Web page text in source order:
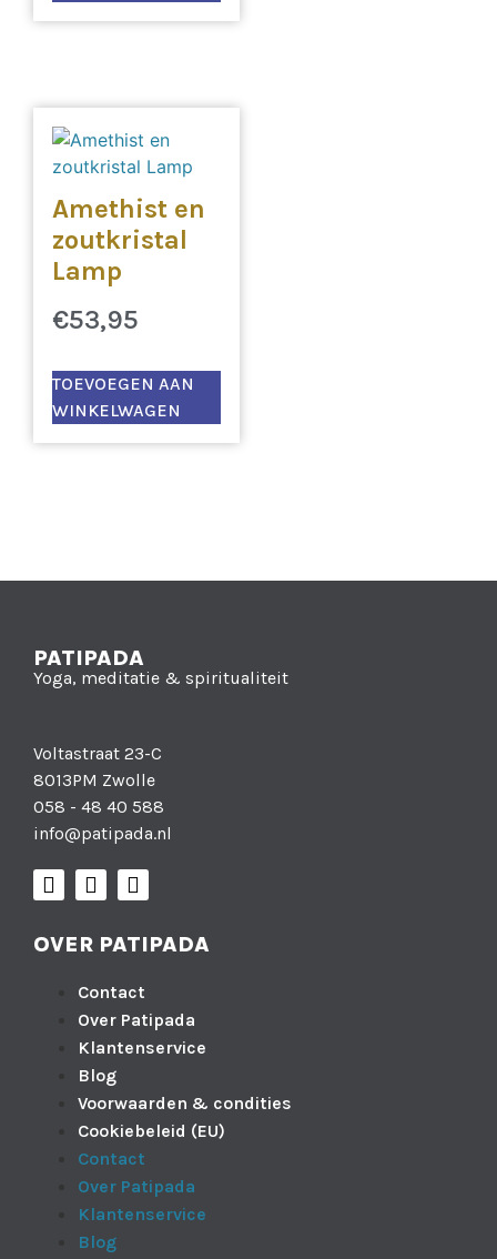
Amethist en
zoutkristal
Lamp
€53,95
TOEVOEGEN AAN
WINKELWAGEN
PATIPADA
Yoga, meditatie & spiritualiteit
Voltastraat 23-C
8013PM Zwolle
058 - 48 40 588
info@patipada.nl
OVER PATIPADA
Contact
Over Patipada
Klantenservice
Blog
Voorwaarden & condities
Cookiebeleid (EU)
Contact
Over Patipada
Klantenservice
Blog